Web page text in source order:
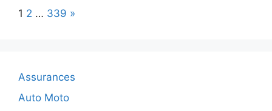
Page:
1 2 … 339 Next
»
Assurances
Auto Moto